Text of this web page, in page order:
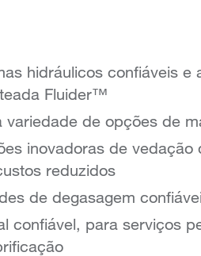
hidráulicos confiáveis
Fluider™
variedade de opções de
inovadoras de
reduzidos
de degasagem
confiável, para serviços